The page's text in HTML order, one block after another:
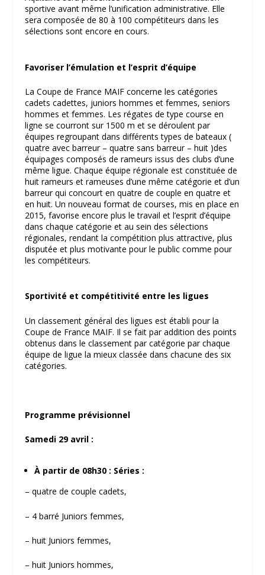
sportive avant même l’unification administrative. Elle
sera composée de 80 à 100 compétiteurs dans les
sélections sont encore en cours.
Favoriser l’émulation et l’esprit d’équipe
La Coupe de France MAIF concerne les catégories
cadets cadettes, juniors hommes et femmes, seniors
hommes et femmes. Les régates de type course en
ligne se courront sur 1500 m et se déroulent par
équipes regroupant dans différents types de bateaux (
quatre avec barreur – quatre sans barreur – huit )des
équipages composés de rameurs issus des clubs d’une
même ligue. Chaque équipe régionale est constituée de
huit rameurs et rameuses d’une même catégorie et d’un
barreur qui concourt en quatre de couple en quatre et
en huit. Un nouveau format de courses, mis en place en
2015, favorise encore plus le travail et l’esprit d’équipe
dans chaque catégorie et au sein des sélections
régionales, rendant la compétition plus attractive, plus
disputée et plus motivante pour le public comme pour
les compétiteurs.
Sportivité et compétitivité entre les ligues
Un classement général des ligues est établi pour la
Coupe de France MAIF. Il se fait par addition des points
obtenus dans le classement par catégorie par chaque
équipe de ligue la mieux classée dans chacune des six
catégories.
Programme prévisionnel
Samedi 29 avril :
À partir de 08h30 : Séries :
– quatre de couple cadets,
– 4 barré Juniors femmes,
– huit Juniors femmes,
– huit Juniors hommes,